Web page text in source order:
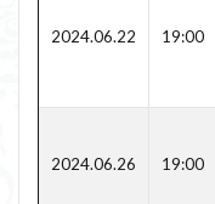
2024.06.22 19:00
2024.06.26 19:00